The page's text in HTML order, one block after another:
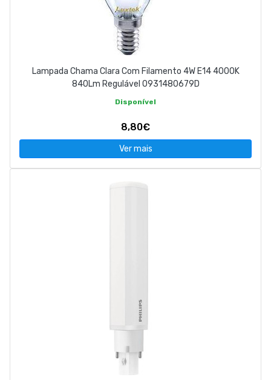
Lampada Chama Clara Com Filamento 4W E14 4000K
840Lm Regulável 0931480679D
Disponível
8,80€
Ver mais